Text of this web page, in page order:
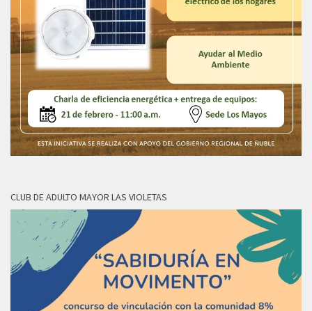
CLUB DE ADULTO MAYOR LAS VIOLETAS